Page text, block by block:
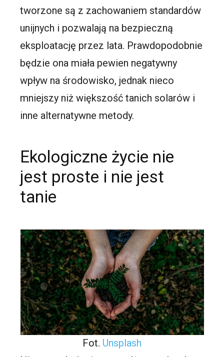
tworzone są z zachowaniem standardów
unijnych i pozwalają na bezpieczną
eksploatację przez lata. Prawdopodobnie
będzie ona miała pewien negatywny
wpływ na środowisko, jednak nieco
mniejszy niż większość tanich solarów i
inne alternatywne metody.
Ekologiczne życie nie
jest proste i nie jest
tanie
Fot. Unsplash